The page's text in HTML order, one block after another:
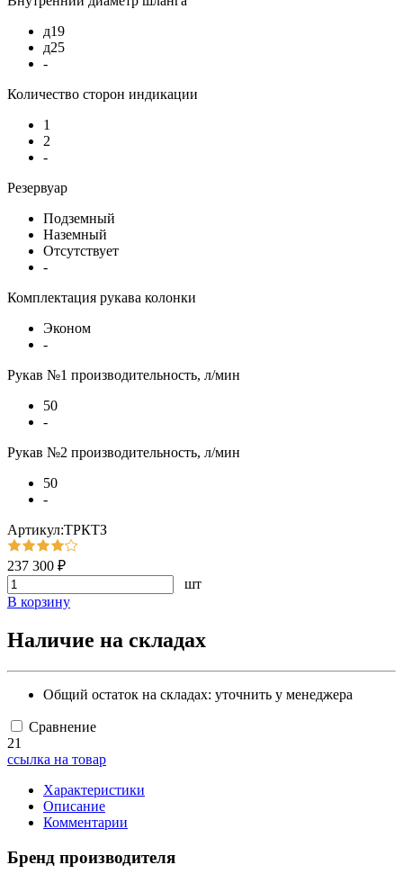
д19
д25
-
Количество сторон индикации
1
2
-
Резервуар
Подземный
Наземный
Отсутствует
-
Комплектация рукава колонки
Эконом
-
Рукав №1 производительность, л/мин
50
-
Рукав №2 производительность, л/мин
50
-
Артикул:ТРКТЗ
237 300 ₽
шт
В корзину
Наличие на складах
Общий остаток на складах: уточнить у менеджера
Сравнение
21
ссылка на товар
Характеристики
Описание
Комментарии
Бренд производителя